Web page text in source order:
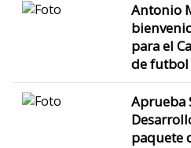
Antonio
para el
de futbol
Aprueba
paquete